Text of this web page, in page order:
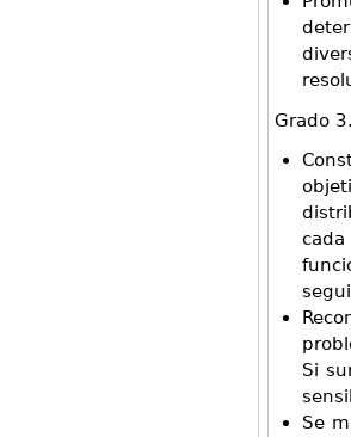
Grado
Si
Se